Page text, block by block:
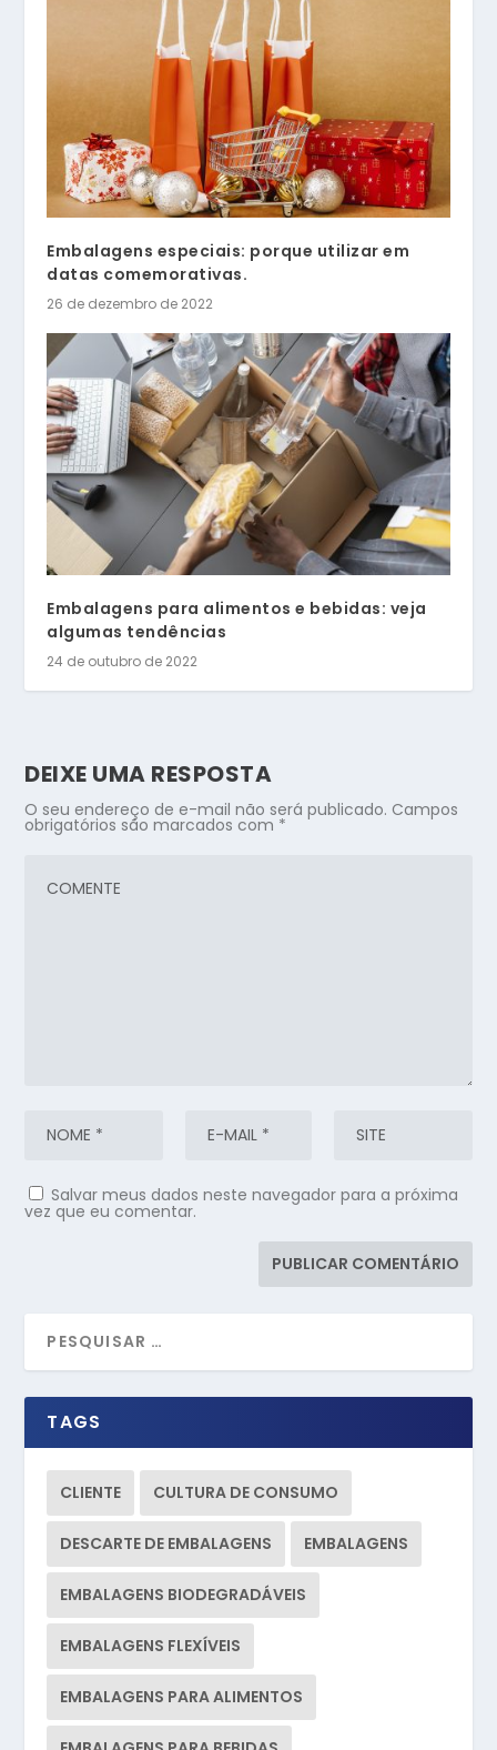
Embalagens especiais: porque utilizar em
datas comemorativas.
26 de dezembro de 2022
Embalagens para alimentos e bebidas: veja
algumas tendências
24 de outubro de 2022
DEIXE UMA RESPOSTA
O seu endereço de e-mail não será publicado. Campos
obrigatórios são marcados com *
Salvar meus dados neste navegador para a próxima
vez que eu comentar.
TAGS
CLIENTE CULTURA DE CONSUMO
DESCARTE DE EMBALAGENS EMBALAGENS
EMBALAGENS BIODEGRADÁVEIS
EMBALAGENS FLEXÍVEIS
EMBALAGENS PARA ALIMENTOS